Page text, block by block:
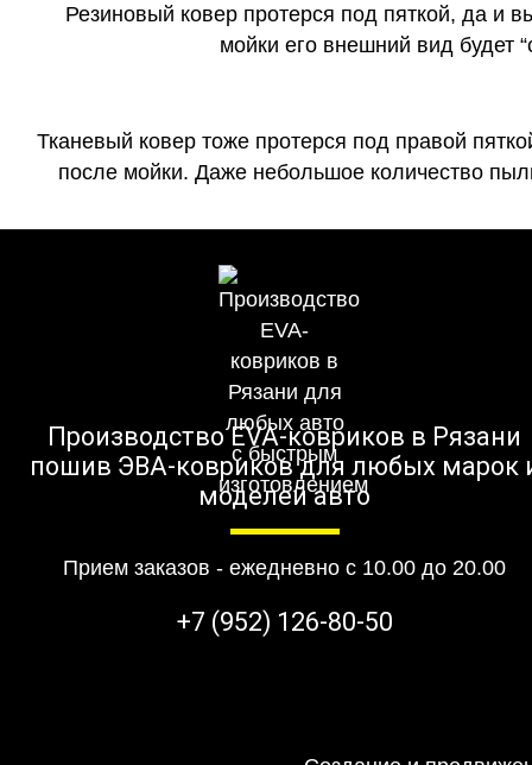
Резиновый ковер протерся под пяткой, да и
мойки его внешний вид будет
Тканевый ковер тоже протерся под правой
после мойки. Даже небольшое количество
Производство EVA-ковриков в Рязани
пошив ЭВА-ковриков для любых марок
моделей авто
Прием заказов - ежедневно с 10.00 до 20.00
+7 (952) 126-80-50